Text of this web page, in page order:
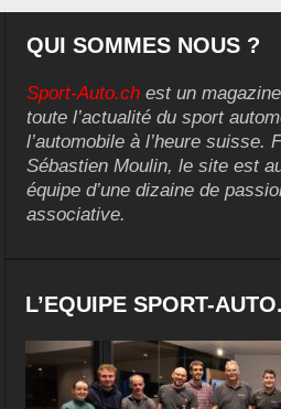
QUI SOMMES NOUS ?
Sport-Auto.ch est un
toute l’actualité du sport
l’automobile à l’heure suisse.
Sébastien Moulin, le site est
équipe d’une dizaine de
associative.
L’EQUIPE SPORT-